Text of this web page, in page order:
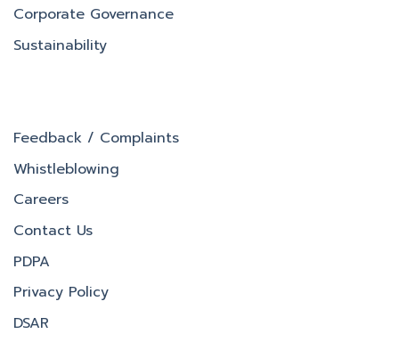
Corporate Governance
Sustainability
Feedback / Complaints
Whistleblowing
Careers
Contact Us
PDPA
Privacy Policy
DSAR